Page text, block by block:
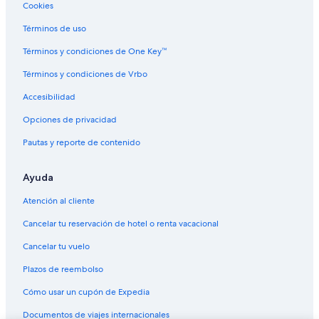
Vuelos de St. Louis (STL) a Lakeland (LAL)
Vuelos de Windsor (YQG) a Lakeland (LAL)
Vuelos de Akron (CAK) a Kissimmee (ISM)
Vuelos de Chattanooga (CHA) a Kissimmee (ISM)
Vuelos de Houston (HOU) a Kissimmee (ISM)
Vuelos de Londres (LHR) a Kissimmee (ISM)
Vuelos de Midland (MAF) a Kissimmee (ISM)
Kissimmee (ISM)
Vuelos de Melbourne (MEL) a Kissimmee (ISM)
Cookies
Términos de uso
Términos y condiciones de One Key™
Términos y condiciones de Vrbo
Accesibilidad
Opciones de privacidad
Pautas y reporte de contenido
Ayuda
Atención al cliente
Cancelar tu reservación de hotel o renta vacacional
Cancelar tu vuelo
Plazos de reembolso
Cómo usar un cupón de Expedia
Documentos de viajes internacionales